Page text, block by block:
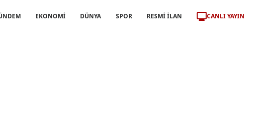
EKONOMİ DÜNYA SPOR RESMİ İLAN CANLI YAYIN